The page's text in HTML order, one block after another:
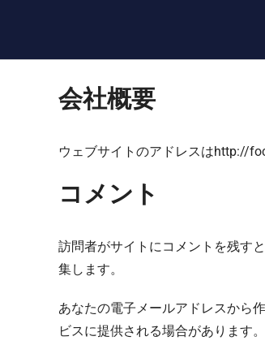
会社概要
ウェブサイトのアドレスはhttp://
コメント
訪問者がサイトにコメントを残す
集します。
あなたの電子メールアドレスから
ビスに提供される場合があります